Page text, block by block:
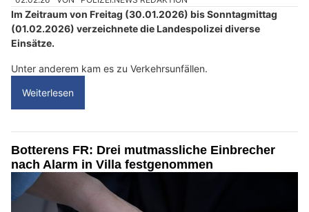
Im Zeitraum von Freitag (30.01.2026) bis Sonntagmittag
(01.02.2026) verzeichnete die Landespolizei diverse
Einsätze.
Unter anderem kam es zu Verkehrsunfällen.
Weiterlesen
Botterens FR: Drei mutmassliche Einbrecher
nach Alarm in Villa festgenommen